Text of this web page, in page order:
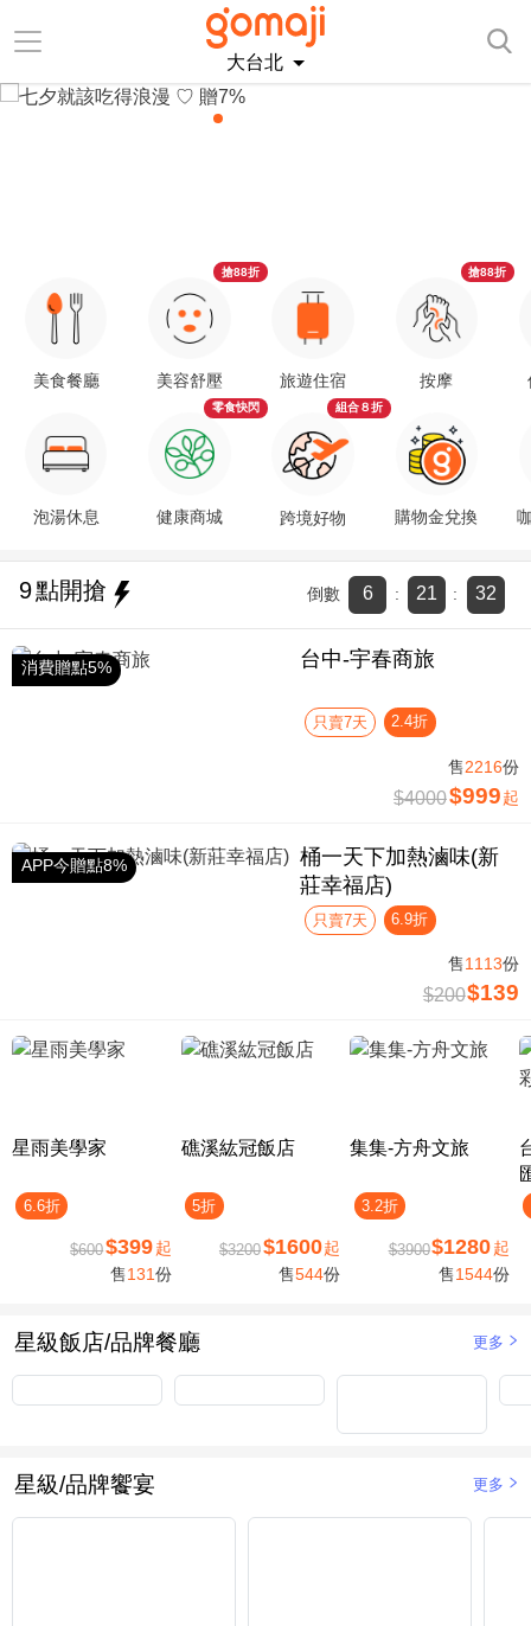
大台北
美食餐廳
泡湯休息
美容舒壓
搶88折
健康商城
零食快閃
旅遊住宿
跨境好物
組合８折
按摩
搶88折
購物金兌換
9點開搶 倒數 6 : 21 : 32
消費贈點5% 台中-宇春商旅
只賣7天 2.4折
售2216份
$4000$999 起
APP今贈點8%
桶一天下加熱滷味(新
莊幸福店)
只賣7天 6.9折
售1113份
$200$139
星雨美學家
6.6折
$600$399 起
售131份
礁溪紘冠飯店
5折
$3200$1600起
售544份
集集-方舟文旅
3.2折
$3900$1280 起
售1544份
星級飯店/品牌餐廳 更多
星級/品牌饗宴 更多